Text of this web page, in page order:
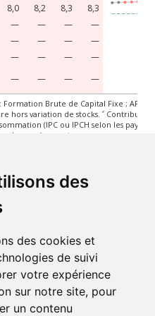
des
des cookies et
de suivi
votre expérience
sur notre site, pour
un contenu
8,0 8,2 8,3 8,3
8.34
— — —
—
— — —
—
— — —
—
— — — —
Formation Brute de Capital Fixe ; APU
hors variation de stocks. eContribution
(IPC ou IPCH selon les pays).
les années, croissance moyenne
les trimestres moyenne trimestrielle,
2026.